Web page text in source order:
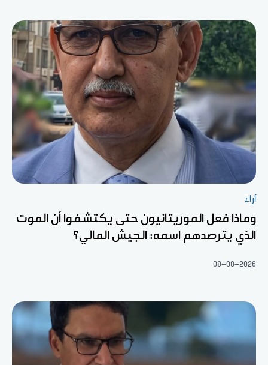
آراء
وماذا فعل الموريتانيون حتى يكتشفوا أن الموت
الذي يترصدهم اسمه: الجيش المالي؟
08-08-2026